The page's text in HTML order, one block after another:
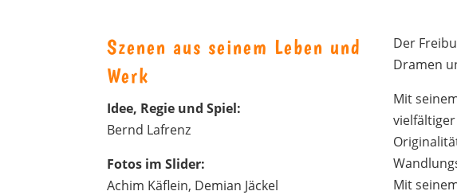
Szenen aus seinem Leben und
Werk
Idee, Regie und Spiel:
Bernd Lafrenz
Fotos im Slider:
Achim Käflein, Demian Jäckel
Der
Dramen
Mit
Mit